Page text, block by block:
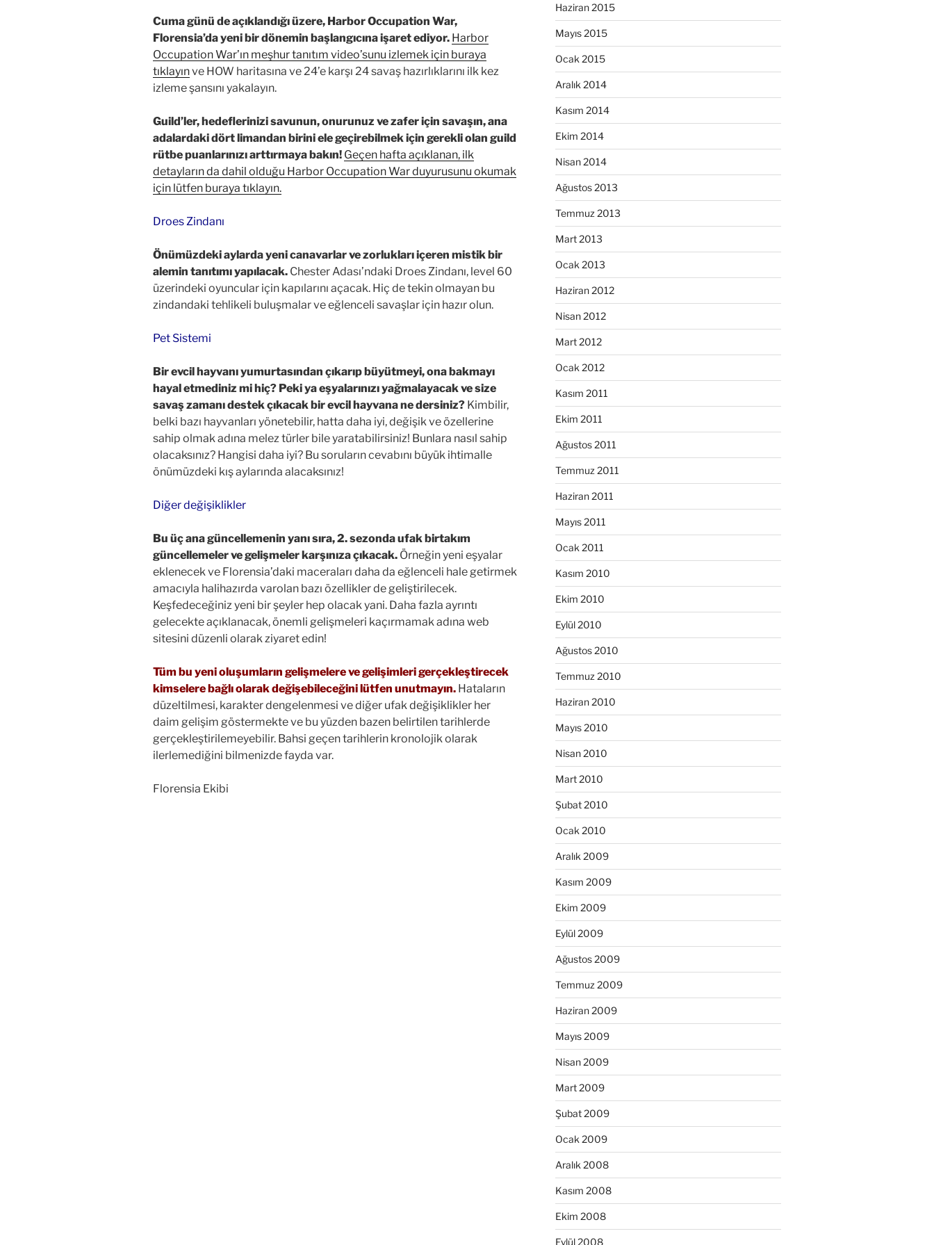
Cuma günü de açıklandığı üzere, Harbor Occupation War,
Florensia’da yeni bir dönemin başlangıcına işaret ediyor. Harbor
Occupation War’ın meşhur tanıtım video’sunu izlemek için buraya
tıklayınve HOW haritasına ve 24’e karşı 24 savaş hazırlıklarını ilk kez
izleme şansını yakalayın.
Guild’ler, hedeflerinizi savunun, onurunuz ve zafer için savaşın, ana
adalardaki dört limandan birini ele geçirebilmek için gerekli olan guild
rütbe puanlarınızı arttırmaya bakın! Geçen hafta açıklanan, ilk
detayların da dahil olduğu Harbor Occupation War duyurusunu okumak
için lütfen buraya tıklayın.
Droes Zindanı
Önümüzdeki aylarda yeni canavarlar ve zorlukları içeren mistik bir
alemin tanıtımı yapılacak. Chester Adası’ndaki Droes Zindanı, level 60
üzerindeki oyuncular için kapılarını açacak. Hiç de tekin olmayan bu
zindandaki tehlikeli buluşmalar ve eğlenceli savaşlar için hazır olun.
Pet Sistemi
Bir evcil hayvanı yumurtasından çıkarıp büyütmeyi, ona bakmayı
hayal etmediniz mi hiç? Peki ya eşyalarınızı yağmalayacak ve size
savaş zamanı destek çıkacak bir evcil hayvana ne dersiniz? Kimbilir,
belki bazı hayvanları yönetebilir, hatta daha iyi, değişik ve özellerine
sahip olmak adına melez türler bile yaratabilirsiniz! Bunlara nasıl sahip
olacaksınız? Hangisi daha iyi? Bu soruların cevabını büyük ihtimalle
önümüzdeki kış aylarında alacaksınız!
Diğer değişiklikler
Bu üç ana güncellemenin yanı sıra, 2. sezonda ufak birtakım
güncellemeler ve gelişmeler karşınıza çıkacak. Örneğin yeni eşyalar
eklenecek ve Florensia’daki maceraları daha da eğlenceli hale getirmek
amacıyla halihazırda varolan bazı özellikler de geliştirilecek.
Keşfedeceğiniz yeni bir şeyler hep olacak yani. Daha fazla ayrıntı
gelecekte açıklanacak, önemli gelişmeleri kaçırmamak adına web
sitesini düzenli olarak ziyaret edin!
Tüm bu yeni oluşumların gelişmelere ve gelişimleri gerçekleştirecek
kimselere bağlı olarak değişebileceğini lütfen unutmayın. Hataların
düzeltilmesi, karakter dengelenmesi ve diğer ufak değişiklikler her
daim gelişim göstermekte ve bu yüzden bazen belirtilen tarihlerde
gerçekleştirilemeyebilir. Bahsi geçen tarihlerin kronolojik olarak
ilerlemediğini bilmenizde fayda var.
Florensia Ekibi
Haziran 2015
Mayıs 2015
Ocak 2015
Aralık 2014
Kasım 2014
Ekim 2014
Nisan 2014
Ağustos 2013
Temmuz 2013
Mart 2013
Ocak 2013
Haziran 2012
Nisan 2012
Mart 2012
Ocak 2012
Kasım 2011
Ekim 2011
Ağustos 2011
Temmuz 2011
Haziran 2011
Mayıs 2011
Ocak 2011
Kasım 2010
Ekim 2010
Eylül 2010
Ağustos 2010
Temmuz 2010
Haziran 2010
Mayıs 2010
Nisan 2010
Mart 2010
Şubat 2010
Ocak 2010
Aralık 2009
Kasım 2009
Ekim 2009
Eylül 2009
Ağustos 2009
Temmuz 2009
Haziran 2009
Mayıs 2009
Nisan 2009
Mart 2009
Şubat 2009
Ocak 2009
Aralık 2008
Kasım 2008
Ekim 2008
Eylül 2008